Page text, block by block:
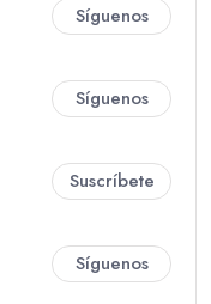
Síguenos
Síguenos
Suscríbete
Síguenos